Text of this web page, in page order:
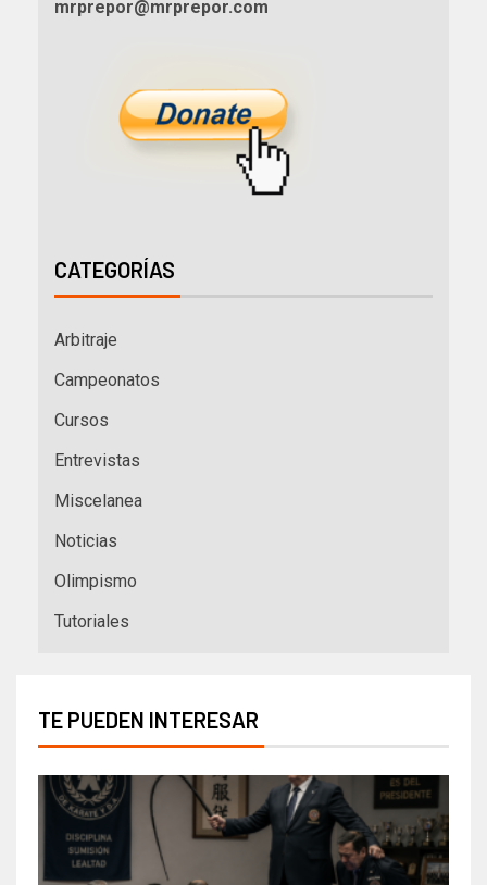
mrprepor@mrprepor.com
CATEGORÍAS
Arbitraje
Campeonatos
Cursos
Entrevistas
Miscelanea
Noticias
Olimpismo
Tutoriales
TE PUEDEN INTERESAR